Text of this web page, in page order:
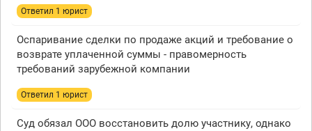
Ответил 1 юрист
Оспаривание сделки по продаже акций и требование о
возврате уплаченной суммы - правомерность
требований зарубежной компании
Ответил 1 юрист
Суд обязал ООО восстановить долю участнику, однако